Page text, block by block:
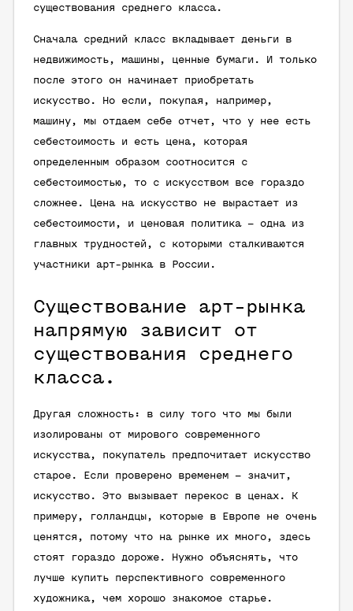
существования среднего класса.
Сначала средний класс вкладывает деньги в
недвижимость, машины, ценные бумаги. И только
после этого он начинает приобретать
искусство. Но если, покупая, например,
машину, мы отдаем себе отчет, что у нее есть
себестоимость и есть цена, которая
определенным образом соотносится с
себестоимостью, то с искусством все гораздо
сложнее. Цена на искусство не вырастает из
себестоимости, и ценовая политика – одна из
главных трудностей, с которыми сталкиваются
участники арт-рынка в России.
Существование арт-рынка
напрямую зависит от
существования среднего
класса.
Другая сложность: в силу того что мы были
изолированы от мирового современного
искусства, покупатель предпочитает искусство
старое. Если проверено временем – значит,
искусство. Это вызывает перекос в ценах. К
примеру, голландцы, которые в Европе не очень
ценятся, потому что на рынке их много, здесь
стоят гораздо дороже. Нужно объяснять, что
лучше купить перспективного современного
художника, чем хорошо знакомое старье.